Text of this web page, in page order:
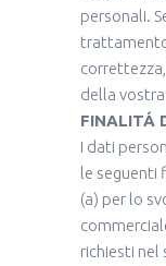
personali.
della
FINALITÁ
I dati
le seguenti
(a) per lo
richiesti nel